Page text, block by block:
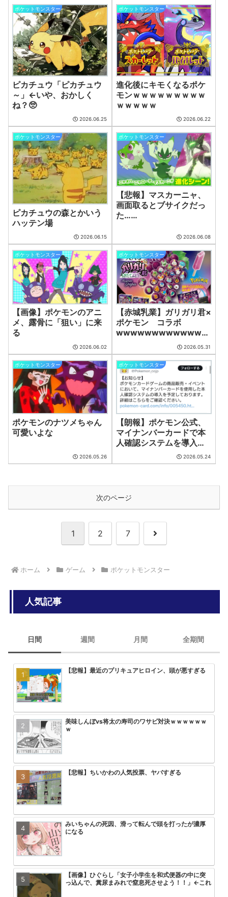
力のある女性が良いと思ってました」
(8/7 06:37)
ONE PIECE実写化キャスト予想！平野紫耀×今田美桜が話題 (7/30 22:21)
『クロノ・トリガー』これすごく良いゲームじゃない？ (7/30 22:11)
【艦これ】時津風ちゃんの誘い方 他 (7/30 22:01)
Powered by livedoor 相互RSS
ポケットモンスター
ピカチュウ「ピカチュウ
～」←いや、おかしく
ね？🥺
2026.06.25
ポケットモンスター
進化後にキモくなるポケ
モンｗｗｗｗｗｗｗｗｗ
ｗｗｗｗｗ
2026.06.22
ポケットモンスター
ピカチュウの森とかいう
ハッテン場
2026.06.15
ポケットモンスター
【悲報】マスカーニャ、
画面取るとブサイクだっ
た……
2026.06.08
ポケットモンスター
【画像】ポケモンのアニ
メ、露骨に「狙い」に来
る
2026.06.02
ポケットモンスター
【赤城乳業】ガリガリ君×
ポケモン コラボ
wwwwwwwwwwwww
2026.05.31
ポケットモンスター
ポケモンのナツメちゃん
可愛いよな
2026.05.26
ポケットモンスター
【朗報】ポケモン公式、
マイナンバーカードで本
人確認システムを導入予
2026.05.24
次のページ
1 2 7 次
ホーム ゲーム ポケットモンスター
人気記事
日間
【悲報】最近のプリキュアヒロイン、頭が悪すぎる
美味しんぼvs将太の寿司のワサビ対決ｗｗｗｗｗｗ
ｗ
【悲報】ちいかわの人気投票、ヤバすぎる
みいちゃんの死因、滑って転んで頭を打ったが濃厚
になる
【画像】ひぐらし「女子小学生を和式便器の中に突
っ込んで、糞尿まみれで窒息死させよう！！」←これ
週間
HUNTER×HUNTERのこいつって
【画像】ひぐらし「女子小学生を
美味しんぼvs将太の寿司のワサビ
【悲報】最近のプリキュアヒロイ
スラダンの海南が全国2位いけたの
やが
月間
みいちゃんと山田さん、次号最終回
アニメ無職転生3期が始まるけどこ
【画像】「彼岸島」の作者がヤニ
【朗報】ヤニねこ中国で大ヒット
フリーレンの世界線の民間魔法で
いなと思うもの
全期間
大人気エロ漫画「サバエとヤッた
【画像】トガちゃんの新作フィギ
【悲報】ワンパンマン3期の作画お
【悲報】ワンピース、適当につけ
速報 フリーレンの丸パクリ作品炎